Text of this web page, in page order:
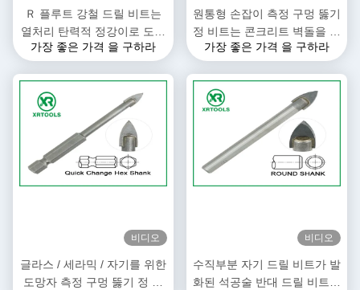
Ｒ 플루트 강철 드릴 비트는
열처리 탄력적 정강이로 도금
되는 것으로 크롬염료를 칠합
가장 좋은 가격 을 구하라
원통형 손잡이 측정 구멍 뚫기
정 비트는 콘크리트 벽돌을 위
한 도금된 Ｌ 플루트를 구리도
가장 좋은 가격 을 구하라
비디오
글라스 / 세라믹 / 자기를 위한
도망자 측정 구멍 뚫기 정 비
비디오
수직부분 자기 드릴 비트가 발
화된 석공술 반대 드릴 비트에